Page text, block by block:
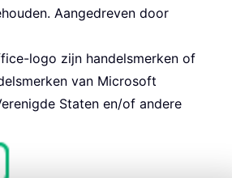
Aangedreven door
logo zijn handelsmerken of
van Microsoft
Staten en/of andere